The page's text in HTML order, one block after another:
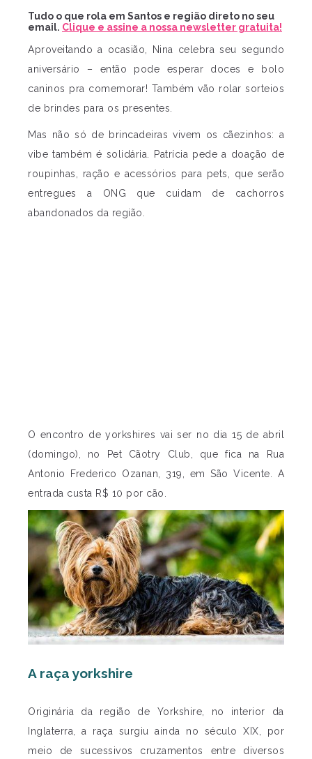
Tudo o que rola em Santos e região direto no seu
email. Clique e assine a nossa newsletter gratuita!
Aproveitando a ocasião, Nina celebra seu segundo
aniversário – então pode esperar doces e bolo
caninos pra comemorar! Também vão rolar sorteios
de brindes para os presentes.
Mas não só de brincadeiras vivem os cãezinhos: a
vibe também é solidária. Patrícia pede a doação de
roupinhas, ração e acessórios para pets, que serão
entregues a ONG que cuidam de cachorros
abandonados da região.
O encontro de yorkshires vai ser no dia 15 de abril
(domingo), no Pet Cãotry Club, que fica na Rua
Antonio Frederico Ozanan, 319, em São Vicente. A
entrada custa R$ 10 por cão.
A raça yorkshire
Originária da região de Yorkshire, no interior da
Inglaterra, a raça surgiu ainda no século XIX, por
meio de sucessivos cruzamentos entre diversos